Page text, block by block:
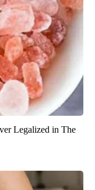
Legalized in The